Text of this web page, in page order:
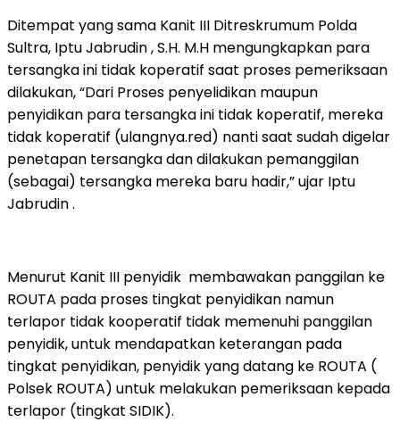
Ditempat yang sama Kanit III Ditreskrumum Polda
Sultra, Iptu Jabrudin , S.H. M.H mengungkapkan para
tersangka ini tidak koperatif saat proses pemeriksaan
dilakukan, “Dari Proses penyelidikan maupun
penyidikan para tersangka ini tidak koperatif, mereka
tidak koperatif (ulangnya.red) nanti saat sudah digelar
penetapan tersangka dan dilakukan pemanggilan
(sebagai) tersangka mereka baru hadir,” ujar Iptu
Jabrudin .
Menurut Kanit III penyidik membawakan panggilan ke
ROUTA pada proses tingkat penyidikan namun
terlapor tidak kooperatif tidak memenuhi panggilan
penyidik, untuk mendapatkan keterangan pada
tingkat penyidikan, penyidik yang datang ke ROUTA (
Polsek ROUTA) untuk melakukan pemeriksaan kepada
terlapor (tingkat SIDIK).